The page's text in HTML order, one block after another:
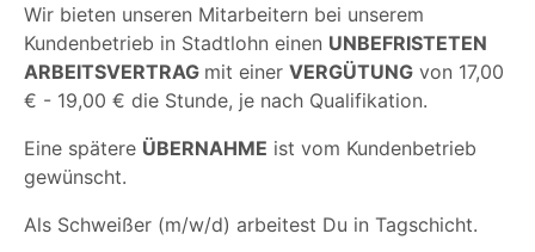
Wir bieten unseren Mitarbeitern bei unserem
Kundenbetrieb in Stadtlohn einen UNBEFRISTETEN
ARBEITSVERTRAG mit einer VERGÜTUNG von 17,00
€ - 19,00 € die Stunde, je nach Qualifikation.
Eine spätere ÜBERNAHME ist vom Kundenbetrieb
gewünscht.
Als Schweißer (m/w/d) arbeitest Du in Tagschicht.